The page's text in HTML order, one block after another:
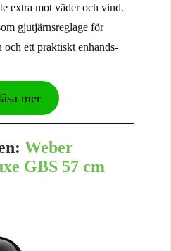
extra mot väder och vind.
gjutjärnsreglage för
ett praktiskt enhands-
mer
Weber
GBS 57 cm